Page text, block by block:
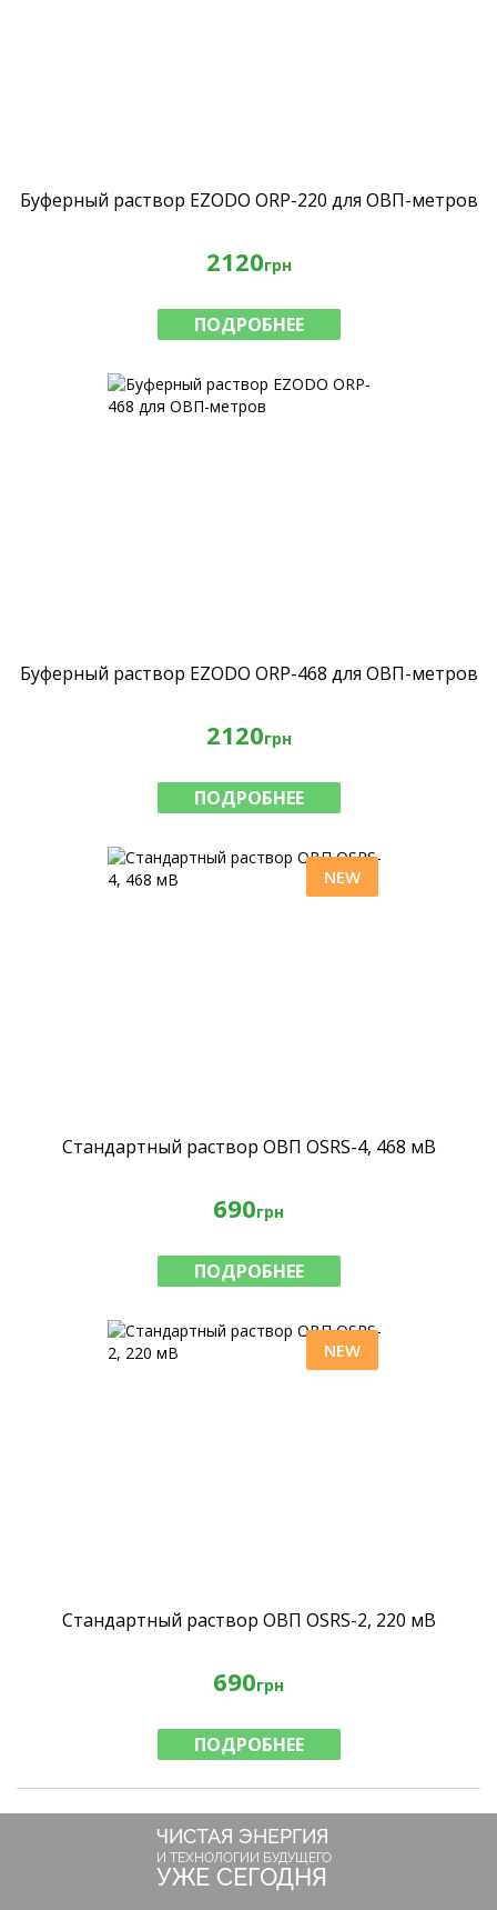
Буферный раствор EZODO ORP-220 для ОВП-метров
2120грн
ПОДРОБНЕЕ
Буферный раствор EZODO ORP-468 для ОВП-метров
2120грн
ПОДРОБНЕЕ
NEW
Стандартный раствор ОВП OSRS-4, 468 мВ
690грн
ПОДРОБНЕЕ
NEW
Стандартный раствор ОВП OSRS-2, 220 мВ
690грн
ПОДРОБНЕЕ
ЧИСТАЯ ЭНЕРГИЯ
И ТЕХНОЛОГИИ БУДУЩЕГО
УЖЕ СЕГОДНЯ